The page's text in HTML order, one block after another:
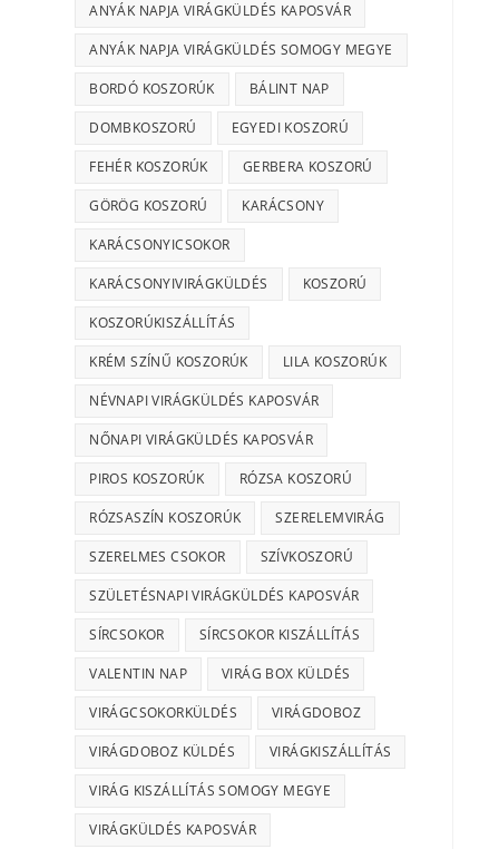
ANYÁK NAPJA VIRÁGKÜLDÉS KAPOSVÁR
ANYÁK NAPJA VIRÁGKÜLDÉS SOMOGY MEGYE
BORDÓ KOSZORÚK BÁLINT NAP
DOMBKOSZORÚ EGYEDI KOSZORÚ
FEHÉR KOSZORÚK GERBERA KOSZORÚ
GÖRÖG KOSZORÚ KARÁCSONY
KARÁCSONYICSOKOR
KARÁCSONYIVIRÁGKÜLDÉS KOSZORÚ
KOSZORÚKISZÁLLÍTÁS
KRÉM SZÍNŰ KOSZORÚK LILA KOSZORÚK
NÉVNAPI VIRÁGKÜLDÉS KAPOSVÁR
NŐNAPI VIRÁGKÜLDÉS KAPOSVÁR
PIROS KOSZORÚK RÓZSA KOSZORÚ
RÓZSASZÍN KOSZORÚK SZERELEMVIRÁG
SZERELMES CSOKOR SZÍVKOSZORÚ
SZÜLETÉSNAPI VIRÁGKÜLDÉS KAPOSVÁR
SÍRCSOKOR SÍRCSOKOR KISZÁLLÍTÁS
VALENTIN NAP VIRÁG BOX KÜLDÉS
VIRÁGCSOKORKÜLDÉS VIRÁGDOBOZ
VIRÁGDOBOZ KÜLDÉS VIRÁGKISZÁLLÍTÁS
VIRÁG KISZÁLLÍTÁS SOMOGY MEGYE
VIRÁGKÜLDÉS KAPOSVÁR